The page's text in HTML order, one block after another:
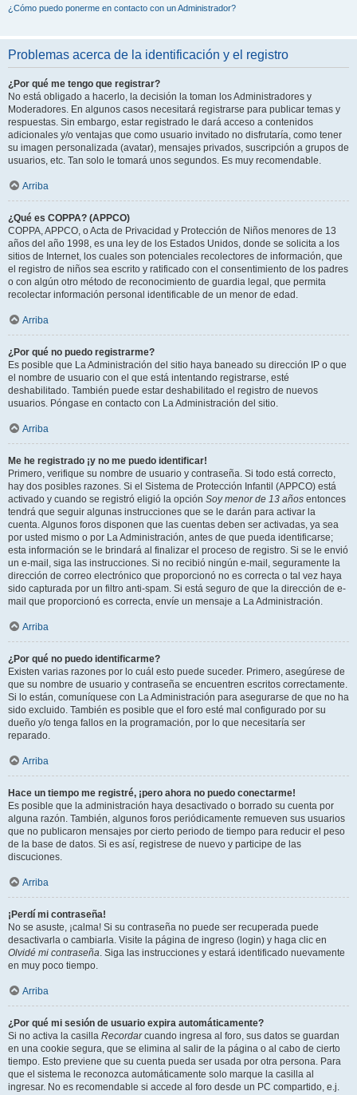
¿Cómo puedo ponerme en contacto con un Administrador?
Problemas acerca de la identificación y el registro
¿Por qué me tengo que registrar?
No está obligado a hacerlo, la decisión la toman los Administradores y
Moderadores. En algunos casos necesitará registrarse para publicar temas y
respuestas. Sin embargo, estar registrado le dará acceso a contenidos
adicionales y/o ventajas que como usuario invitado no disfrutaría, como tener
su imagen personalizada (avatar), mensajes privados, suscripción a grupos de
usuarios, etc. Tan solo le tomará unos segundos. Es muy recomendable.
Arriba
¿Qué es COPPA? (APPCO)
COPPA, APPCO, o Acta de Privacidad y Protección de Niños menores de 13
años del año 1998, es una ley de los Estados Unidos, donde se solicita a los
sitios de Internet, los cuales son potenciales recolectores de información, que
el registro de niños sea escrito y ratificado con el consentimiento de los padres
o con algún otro método de reconocimiento de guardia legal, que permita
recolectar información personal identificable de un menor de edad.
Arriba
¿Por qué no puedo registrarme?
Es posible que La Administración del sitio haya baneado su dirección IP o que
el nombre de usuario con el que está intentando registrarse, esté
deshabilitado. También puede estar deshabilitado el registro de nuevos
usuarios. Póngase en contacto con La Administración del sitio.
Arriba
Me he registrado ¡y no me puedo identificar!
Primero, verifique su nombre de usuario y contraseña. Si todo está correcto,
hay dos posibles razones. Si el Sistema de Protección Infantil (APPCO) está
activado y cuando se registró eligió la opción Soy menor de 13 años entonces
tendrá que seguir algunas instrucciones que se le darán para activar la
cuenta. Algunos foros disponen que las cuentas deben ser activadas, ya sea
por usted mismo o por La Administración, antes de que pueda identificarse;
esta información se le brindará al finalizar el proceso de registro. Si se le envió
un e-mail, siga las instrucciones. Si no recibió ningún e-mail, seguramente la
dirección de correo electrónico que proporcionó no es correcta o tal vez haya
sido capturada por un filtro anti-spam. Si está seguro de que la dirección de e-
mail que proporcionó es correcta, envíe un mensaje a La Administración.
Arriba
¿Por qué no puedo identificarme?
Existen varias razones por lo cuál esto puede suceder. Primero, asegúrese de
que su nombre de usuario y contraseña se encuentren escritos correctamente.
Si lo están, comuníquese con La Administración para asegurarse de que no ha
sido excluido. También es posible que el foro esté mal configurado por su
dueño y/o tenga fallos en la programación, por lo que necesitaría ser
reparado.
Arriba
Hace un tiempo me registré, ¡pero ahora no puedo conectarme!
Es posible que la administración haya desactivado o borrado su cuenta por
alguna razón. También, algunos foros periódicamente remueven sus usuarios
que no publicaron mensajes por cierto periodo de tiempo para reducir el peso
de la base de datos. Si es así, registrese de nuevo y participe de las
discuciones.
Arriba
¡Perdí mi contraseña!
No se asuste, ¡calma! Si su contraseña no puede ser recuperada puede
desactivarla o cambiarla. Visite la página de ingreso (login) y haga clic en
Olvidé mi contraseña. Siga las instrucciones y estará identificado nuevamente
en muy poco tiempo.
Arriba
¿Por qué mi sesión de usuario expira automáticamente?
Si no activa la casilla Recordarcuando ingresa al foro, sus datos se guardan
en una cookie segura, que se elimina al salir de la página o al cabo de cierto
tiempo. Esto previene que su cuenta pueda ser usada por otra persona. Para
que el sistema le reconozca automáticamente solo marque la casilla al
ingresar. No es recomendable si accede al foro desde un PC compartido, e.j.